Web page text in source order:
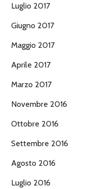
Luglio 2017
Giugno 2017
Maggio 2017
Aprile 2017
Marzo 2017
Novembre 2016
Ottobre 2016
Settembre 2016
Agosto 2016
Luglio 2016